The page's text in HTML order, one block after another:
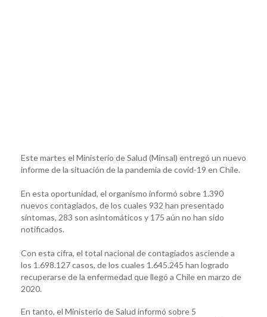
Este martes el Ministerio de Salud (Minsal) entregó un nuevo
informe de la situación de la pandemia de covid-19 en Chile.
En esta oportunidad, el organismo informó sobre 1.390
nuevos contagiados, de los cuales 932 han presentado
síntomas, 283 son asintomáticos y 175 aún no han sido
notificados.
Con esta cifra, el total nacional de contagiados asciende a
los 1.698.127 casos, de los cuales 1.645.245 han logrado
recuperarse de la enfermedad que llegó a Chile en marzo de
2020.
En tanto, el Ministerio de Salud informó sobre 5